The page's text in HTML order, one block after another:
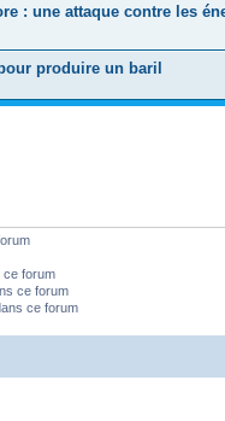
: une attaque contre les
produire un baril
ce forum
ce forum
ce forum